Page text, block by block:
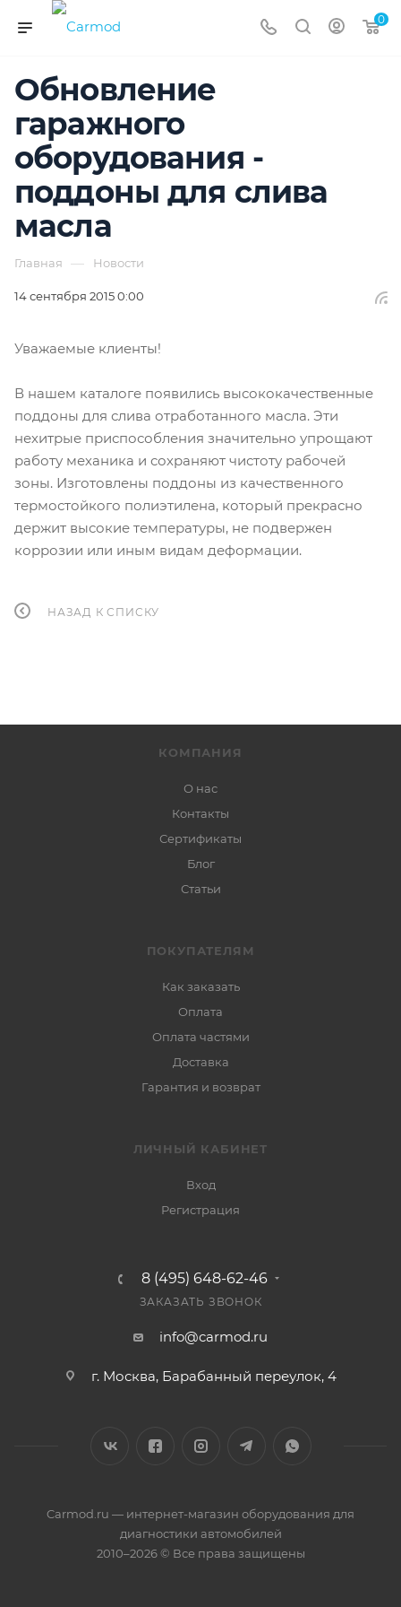
0
Обновление
гаражного
оборудования -
поддоны для слива
масла
Главная — Новости
14 сентября 2015 0:00
Уважаемые клиенты!
В нашем каталоге появились высококачественные
поддоны для слива отработанного масла. Эти
нехитрые приспособления значительно упрощают
работу механика и сохраняют чистоту рабочей
зоны. Изготовлены поддоны из качественного
термостойкого полиэтилена, который прекрасно
держит высокие температуры, не подвержен
коррозии или иным видам деформации.
НАЗАД К СПИСКУ
КОМПАНИЯ
О нас
Контакты
Сертификаты
Блог
Статьи
ПОКУПАТЕЛЯМ
Как заказать
Оплата
Оплата частями
Доставка
Гарантия и возврат
ЛИЧНЫЙ КАБИНЕТ
Вход
Регистрация
8 (495) 648-62-46
ЗАКАЗАТЬ ЗВОНОК
info@carmod.ru
г. Москва, Барабанный переулок, 4
Carmod.ru — интернет-магазин оборудования для
диагностики автомобилей
2010–2026 © Все права защищены